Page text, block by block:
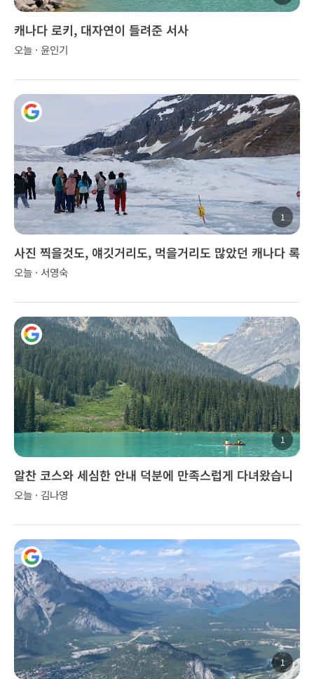
캐나다 로키, 대자연이 들려준 서사
오늘 · 윤인기
1
사진 찍을것도, 얘깃거리도, 먹을거리도 많았던 캐나다 록
키 투어..
오늘 · 서영숙
1
알찬 코스와 세심한 안내 덕분에 만족스럽게 다녀왔습니
다.
오늘 · 김나영
1